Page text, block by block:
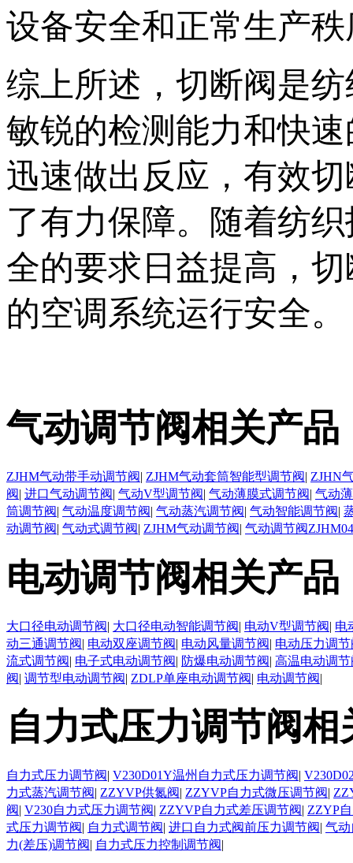
设备安全和正常生产
综上所述，切断阀是
敏锐的检测能力和快
迅速做出反应，有效
了有力保障。随着纺
全的要求日益提高，
的空调系统运行安全。
气动调节阀相关产品
ZJHM气动带手动调节阀| ZJHM气动套筒智能型调节阀| ZJHN
阀| 进口气动调节阀| 气动V型调节阀| 气动薄膜式调节阀| 气动
筒调节阀| 气动温度调节阀| 气动蒸汽调节阀| 气动智能调节阀|
动调节阀| 气动式调节阀| ZJHM气动调节阀| 气动调节阀ZJHM04
电动调节阀相关产品
大口径电动调节阀| 大口径电动智能调节阀| 电动V型调节阀| 电
动三通调节阀| 电动双座调节阀| 电动风量调节阀| 电动压力调节
流式调节阀| 电子式电动调节阀| 防爆电动调节阀| 高温电动调节
阀| 调节型电动调节阀| ZDLP单座电动调节阀| 电动调节阀|
自力式压力调节阀相
自力式压力调节阀| V230D01Y温州自力式压力调节阀|
力式蒸汽调节阀| ZZYVP供氮阀| ZZYVP自力式微压调节阀|
阀| V230自力式压力调节阀| ZZYVP自力式差压调节阀| ZZYP
式压力调节阀| 自力式调节阀| 进口自力式阀前压力调节阀| 气
力(差压)调节阀| 自力式压力控制调节阀|